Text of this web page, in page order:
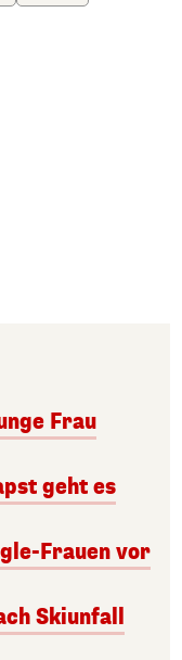
Frau
geht es
Frauen vor
Skiunfall